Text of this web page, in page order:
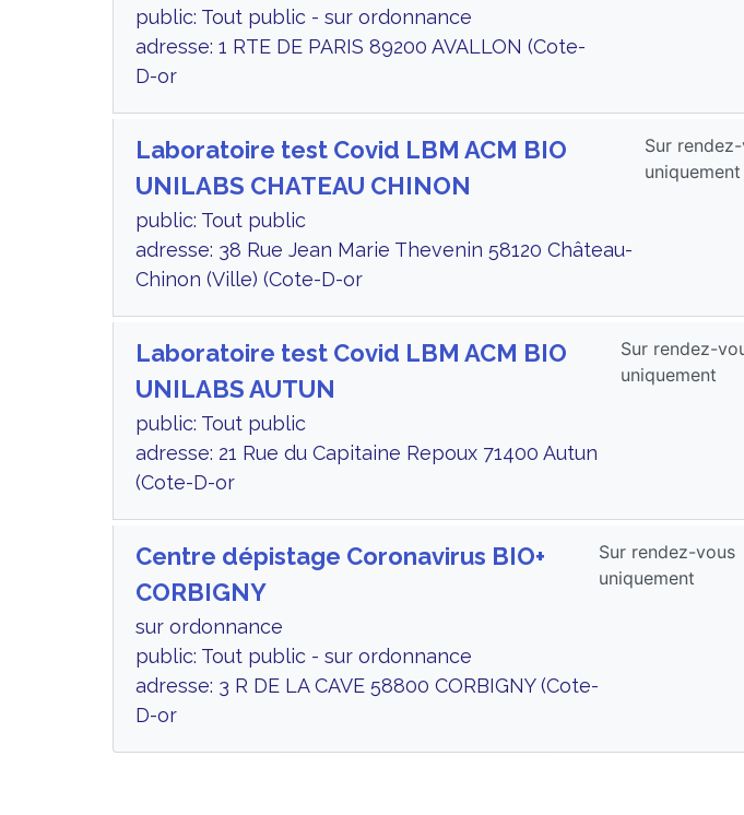
public: Tout public - sur ordonnance
adresse: 1 RTE DE PARIS 89200 AVALLON (Cote-
D-or
Laboratoire test Covid LBM ACM BIO
UNILABS CHATEAU CHINON
public: Tout public
adresse: 38 Rue Jean Marie Thevenin 58120 Château-
Chinon (Ville) (Cote-D-or
Sur
uniquement
Laboratoire test Covid LBM ACM BIO
UNILABS AUTUN
public: Tout public
adresse: 21 Rue du Capitaine Repoux 71400 Autun
(Cote-D-or
Sur rendez-
uniquement
Centre dépistage Coronavirus BIO+
CORBIGNY
sur ordonnance
public: Tout public - sur ordonnance
adresse: 3 R DE LA CAVE 58800 CORBIGNY (Cote-
D-or
Sur rendez-vous
uniquement